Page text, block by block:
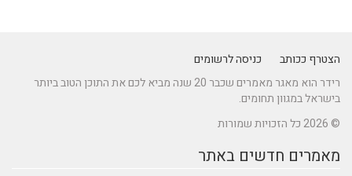
הצטרף ככותב
כניסה לרשומים
רידר הוא מאגר מאמרים שכבר 20 שנה מביא לכם את התוכן הטוב ביותר
בישראל במגוון תחומים.
© 2026 כל הזכויות שמורות
מאמרים חדשים באתר